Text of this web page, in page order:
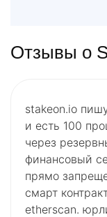
Отзывы о
stakeon.io
и есть 100
через
финансовый
прямо
смарт
etherscan.